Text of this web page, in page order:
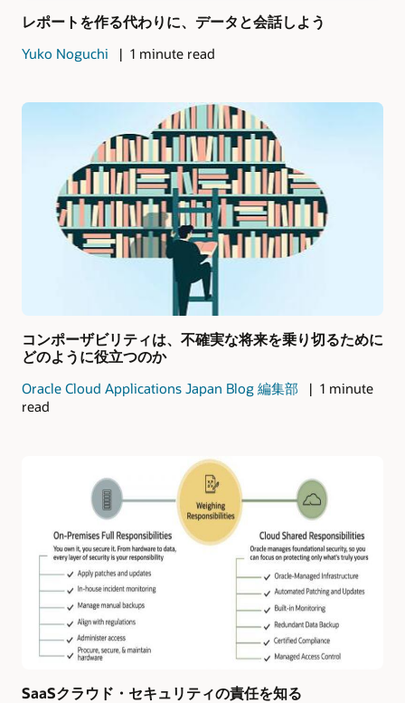
レポートを作る代わりに、データと会話しよう
Yuko Noguchi 1 minute read
コンポーザビリティは、不確実な将来を乗り切るために
どのように役立つのか
Oracle Cloud Applications Japan Blog 編集部
1 minute
read
SaaSクラウド・セキュリティの責任を知る